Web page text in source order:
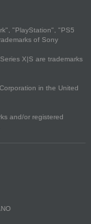
"PlayStation", "PS5
of Sony
X|S are trademarks
in the United
and/or registered